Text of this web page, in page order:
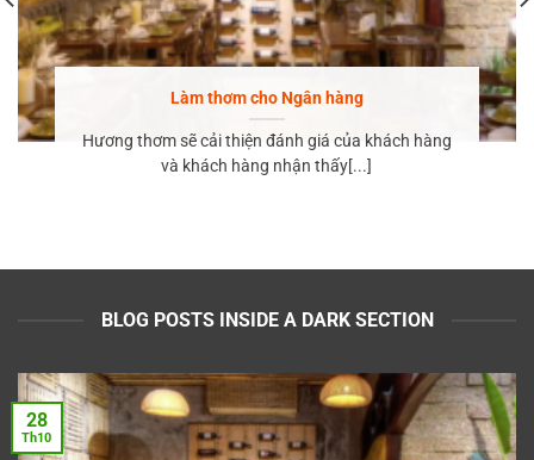
Làm thơm cho Ngân hàng
Hương thơm sẽ cải thiện đánh giá của khách hàng
và khách hàng nhận thấy[...]
BLOG POSTS INSIDE A DARK SECTION
28
Th10